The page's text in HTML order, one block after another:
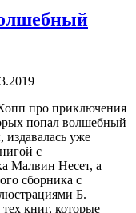
про приключения
попал волшебный
уже
с
Малвин Несет, а
сборника с
Б.
книг, которые